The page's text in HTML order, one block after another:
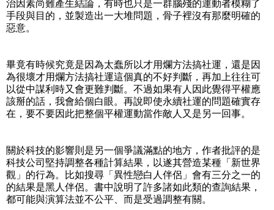
治因素尚難產生結論，有時也只是一群腦殘的運動者模糊了
手段與目的，並製造出一大堆問題，骨子裡沒有那麼明確的
惡意。
畢竟有時候究竟是因為太蠢所以才用爛方法搞社運，還是因
為很壞才用爛方法搞社運這個真的不好判斷，再加上往往可
以從中謀利時又會更難判斷。不過如果有人因此覺得平權應
該掰的話，我會給個白眼。再說即使永續社運的問題確實存
在，要不要因此把整個平權運動當作敵人又是另一回事。
關於科技的影響則是另一個爭議滿點的地方，作者批評的是
科技公司堅持調整各種計算結果，以遂其營造某種「新世界
觀」的行為。比如搜尋「異性戀白人伴侶」會有三分之一的
的結果是黑人伴侶。書中說明了許多諸如此類的查詢結果，
都可能與演算法並不公平、而是受過調整有關。